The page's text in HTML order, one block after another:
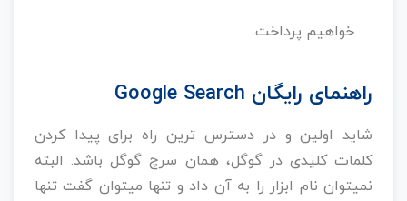
خواهیم پرداخت.
راهنمای رایگان Google Search
شاید اولین و در دسترس ترین راه برای پیدا کردن
کلمات کلیدی در گوگل، همان سرچ گوگل باشد. البته
نمیتوان نام ابزار را به آن داد و تنها میتوان گفت تنها